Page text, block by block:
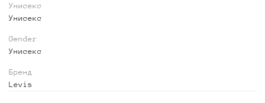
Унисекс
Унисекс
Gender
Унисекс
Бренд
Levis